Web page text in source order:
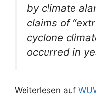
by climate
claims of
cyclone
occurred in
Weiterlesen auf